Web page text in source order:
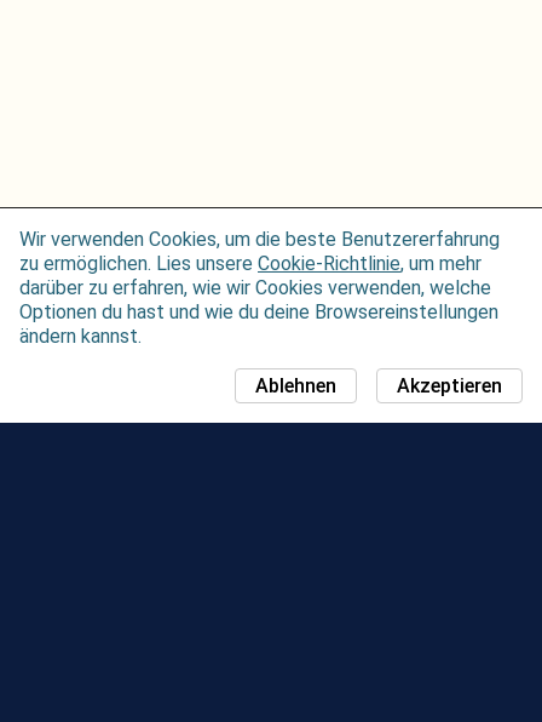
Wir verwenden Cookies, um die beste Benutzererfahrung
zu ermöglichen. Lies unsere Cookie-Richtlinie, um mehr
darüber zu erfahren, wie wir Cookies verwenden, welche
Optionen du hast und wie du deine Browsereinstellungen
ändern kannst.
Akzeptieren
Ablehnen